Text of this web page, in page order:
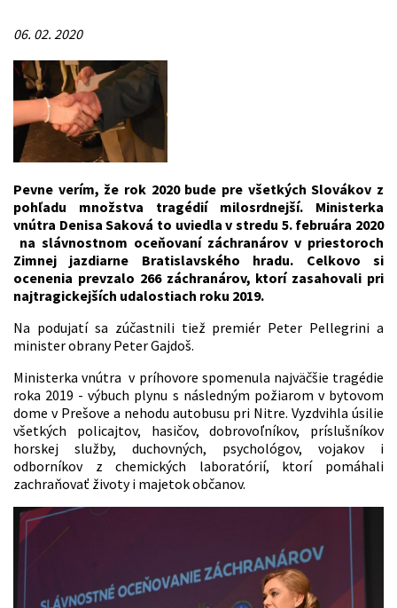
06. 02. 2020
Pevne verím, že rok 2020 bude pre všetkých Slovákov z
pohľadu množstva tragédií milosrdnejší. Ministerka
vnútra Denisa Saková to uviedla v stredu 5. februára 2020
na slávnostnom oceňovaní záchranárov v priestoroch
Zimnej jazdiarne Bratislavského hradu. Celkovo si
ocenenia prevzalo 266 záchranárov, ktorí zasahovali pri
najtragickejších udalostiach roku 2019.
Na podujatí sa zúčastnili tiež premiér Peter Pellegrini a
minister obrany Peter Gajdoš.
Ministerka vnútra v príhovore spomenula najväčšie tragédie
roka 2019 - výbuch plynu s následným požiarom v bytovom
dome v Prešove a nehodu autobusu pri Nitre. Vyzdvihla úsilie
všetkých policajtov, hasičov, dobrovoľníkov, príslušníkov
horskej služby, duchovných, psychológov, vojakov i
odborníkov z chemických laboratórií, ktorí pomáhali
zachraňovať životy i majetok občanov.